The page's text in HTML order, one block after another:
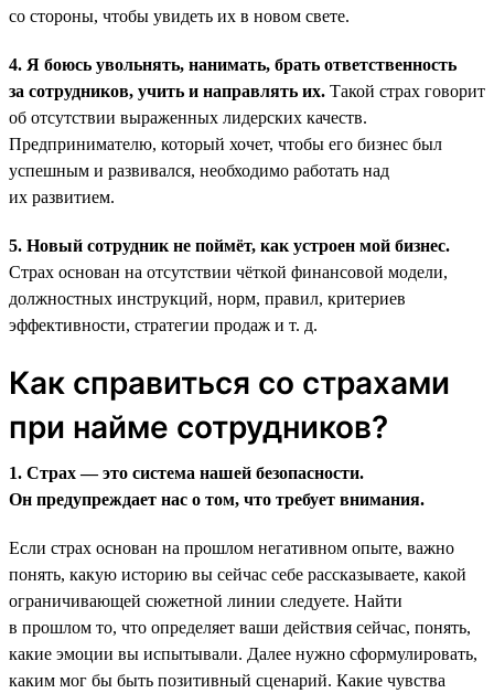
со стороны, чтобы увидеть их в новом свете.
4. Я боюсь увольнять, нанимать, брать ответственность
за сотрудников, учить и направлять их. Такой страх говорит
об отсутствии выраженных лидерских качеств.
Предпринимателю, который хочет, чтобы его бизнес был
успешным и развивался, необходимо работать над
их развитием.
5. Новый сотрудник не поймёт, как устроен мой бизнес.
Страх основан на отсутствии чёткой финансовой модели,
должностных инструкций, норм, правил, критериев
эффективности, стратегии продаж и т. д.
Как справиться со страхами
при найме сотрудников?
1. Страх — это система нашей безопасности.
Он предупреждает нас о том, что требует внимания.
Если страх основан на прошлом негативном опыте, важно
понять, какую историю вы сейчас себе рассказываете, какой
ограничивающей сюжетной линии следуете. Найти
в прошлом то, что определяет ваши действия сейчас, понять,
какие эмоции вы испытывали. Далее нужно сформулировать,
каким мог бы быть позитивный сценарий. Какие чувства